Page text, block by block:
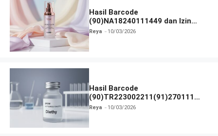
Hasil Barcode
(90)NA18240111449 dan Izin
BPOM
Reya 10/03/2026
Hasil Barcode
(90)TR223002211(91)270111
dan Izin BPOM
Reya 10/03/2026